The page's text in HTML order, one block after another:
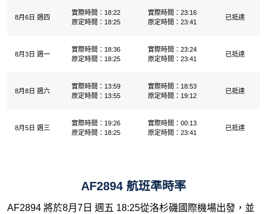
8月6日 週四
實際時間：18:22
原定時間：18:25
實際時間：23:16
原定時間：23:41
已抵達
8月3日 週一
實際時間：18:36
原定時間：18:25
實際時間：23:24
原定時間：23:41
已抵達
8月8日 週六
實際時間：13:59
原定時間：13:55
實際時間：18:53
原定時間：19:12
已抵達
8月5日 週三
實際時間：19:26
原定時間：18:25
實際時間：00:13
原定時間：23:41
已抵達
AF2894 航班準時率
AF2894 將於8月7日 週五 18:25從洛杉磯國際機場出發，並